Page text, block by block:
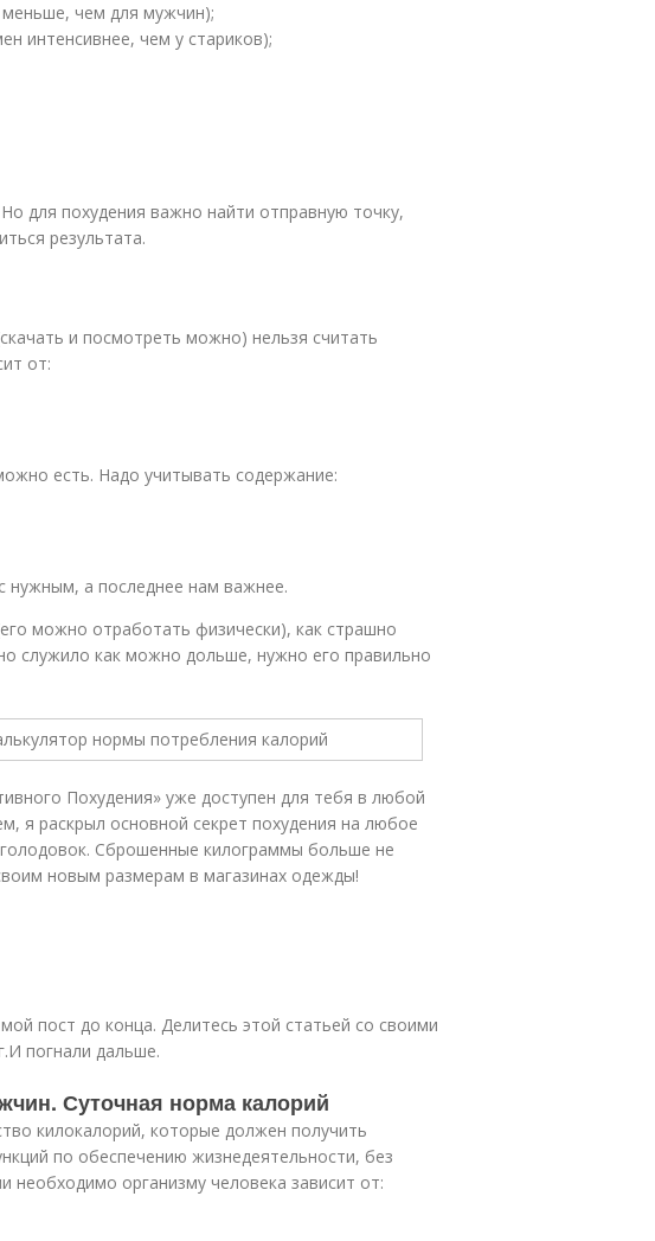
чем для мужчин);
интенсивнее, чем у стариков);
для похудения важно найти отправную точку,
результата.
и посмотреть можно) нельзя считать
от:
есть. Надо учитывать содержание:
нужным, а последнее нам важнее.
можно отработать физически), как страшно
служило как можно дольше, нужно его правильно
Похудения» уже доступен для тебя в любой
я раскрыл основной секрет похудения на любое
Сброшенные килограммы больше не
новым размерам в магазинах одежды!
пост до конца. Делитесь этой статьей со своими
погнали дальше.
Суточная норма калорий
килокалорий, которые должен получить
по обеспечению жизнедеятельности, без
необходимо организму человека зависит от: